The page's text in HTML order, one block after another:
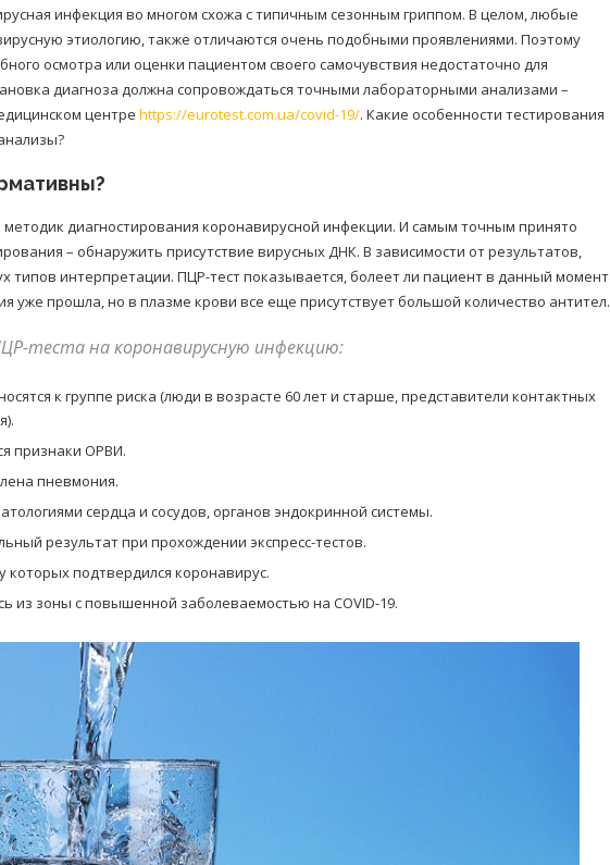
инфекция во многом схожа с типичным сезонным гриппом. В целом, любые
этиологию, также отличаются очень подобными проявлениями. Поэтому
осмотра или оценки пациентом своего самочувствия недостаточно для
диагноза должна сопровождаться точными лабораторными анализами –
центре https://eurotest.com.ua/covid-19/. Какие особенности тестирования
методик диагностирования коронавирусной инфекции. И самым точным принято
– обнаружить присутствие вирусных ДНК. В зависимости от результатов,
типов интерпретации. ПЦР-тест показывается, болеет ли пациент в данный момент
уже прошла, но в плазме крови все еще присутствует большой количество антител.
теста на коронавирусную инфекцию:
к группе риска (люди в возрасте 60 лет и старше, представители контактных
признаки ОРВИ.
пневмония.
сердца и сосудов, органов эндокринной системы.
результат при прохождении экспресс-тестов.
которых подтвердился коронавирус.
из зоны с повышенной заболеваемостью на COVID-19.